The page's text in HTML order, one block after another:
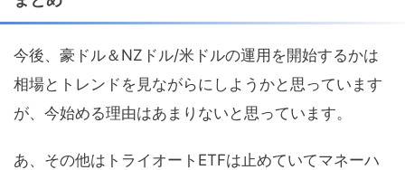
今後、豪ドル＆NZドル/米ドルの運用を開始するかは
相場とトレンドを見ながらにしようかと思っています
が、今始める理由はあまりないと思っています。
あ、その他はトライオートETFは止めていてマネーハ